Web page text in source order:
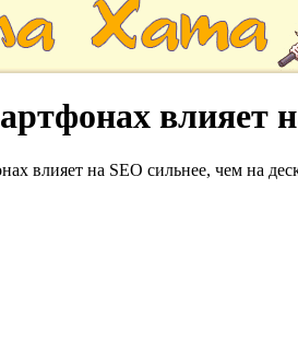
влияет
влияет на SEO сильнее, чем на